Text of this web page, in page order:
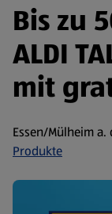
Bis zu
ALDI
mit
Essen/Mülheim
Produkte